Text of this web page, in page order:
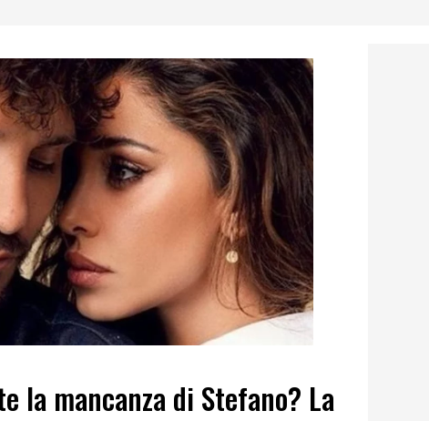
la mancanza di Stefano? La